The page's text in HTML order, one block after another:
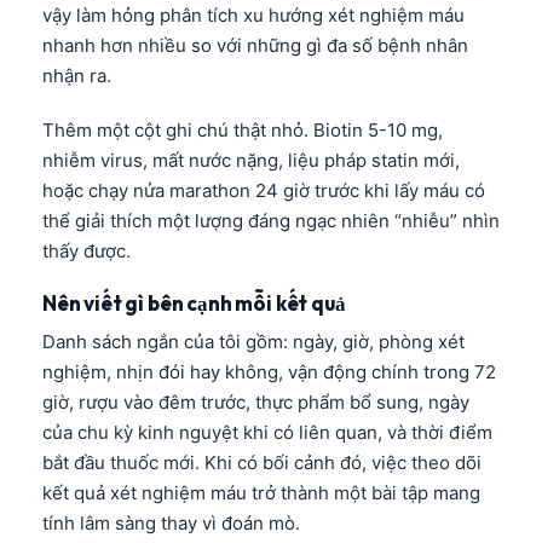
vậy làm hỏng phân tích xu hướng xét nghiệm máu
nhanh hơn nhiều so với những gì đa số bệnh nhân
nhận ra.
Thêm một cột ghi chú thật nhỏ. Biotin 5-10 mg,
nhiễm virus, mất nước nặng, liệu pháp statin mới,
hoặc chạy nửa marathon 24 giờ trước khi lấy máu có
thể giải thích một lượng đáng ngạc nhiên “nhiễu” nhìn
thấy được.
Nên viết gì bên cạnh mỗi kết quả
Danh sách ngắn của tôi gồm: ngày, giờ, phòng xét
nghiệm, nhịn đói hay không, vận động chính trong 72
giờ, rượu vào đêm trước, thực phẩm bổ sung, ngày
của chu kỳ kinh nguyệt khi có liên quan, và thời điểm
bắt đầu thuốc mới. Khi có bối cảnh đó, việc theo dõi
kết quả xét nghiệm máu trở thành một bài tập mang
tính lâm sàng thay vì đoán mò.